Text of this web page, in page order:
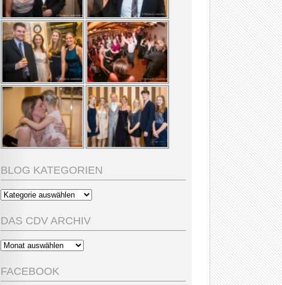
BLOG KATEGORIEN
Blog
Kategorien
DAS CDV ARCHIV
Das
CDV
FACEBOOK